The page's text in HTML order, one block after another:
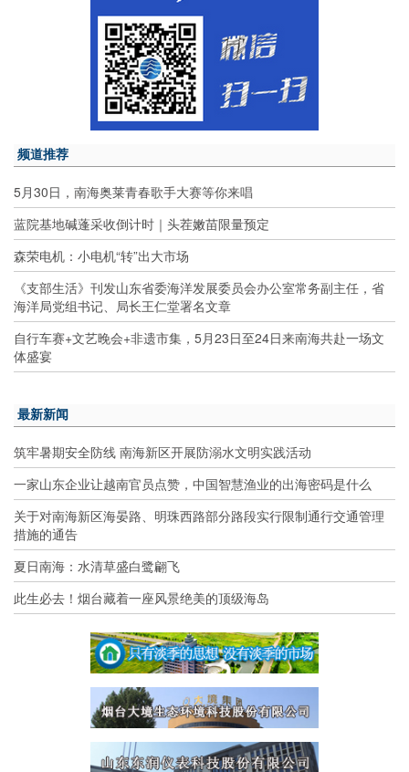
频道推荐
5月30日，南海奥莱青春歌手大赛等你来唱
蓝院基地碱蓬采收倒计时｜头茬嫩苗限量预定
森荣电机：小电机“转”出大市场
《支部生活》刊发山东省委海洋发展委员会办公室常务副主任，省
海洋局党组书记、局长王仁堂署名文章
自行车赛+文艺晚会+非遗市集，5月23日至24日来南海共赴一场文
体盛宴
最新新闻
筑牢暑期安全防线 南海新区开展防溺水文明实践活动
一家山东企业让越南官员点赞，中国智慧渔业的出海密码是什么
关于对南海新区海晏路、明珠西路部分路段实行限制通行交通管理
措施的通告
夏日南海：水清草盛白鹭翩飞
此生必去！烟台藏着一座风景绝美的顶级海岛